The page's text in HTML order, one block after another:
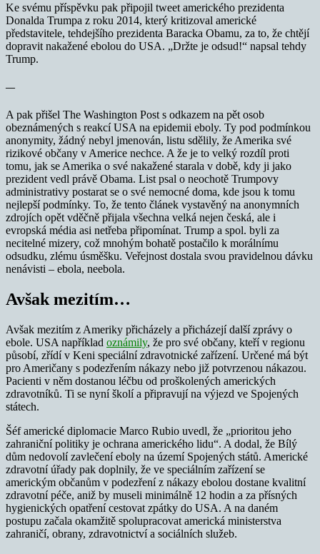
Ke svému příspěvku pak připojil tweet amerického prezidenta
Donalda Trumpa z roku 2014, který kritizoval americké
představitele, tehdejšího prezidenta Baracka Obamu, za to, že chtějí
dopravit nakažené ebolou do USA. „Držte je odsud!“ napsal tehdy
Trump.
—
A pak přišel The Washington Post s odkazem na pět osob
obeznámených s reakcí USA na epidemii eboly. Ty pod podmínkou
anonymity, žádný nebyl jmenován, listu sdělily, že Amerika své
rizikové občany v Americe nechce. A že je to velký rozdíl proti
tomu, jak se Amerika o své nakažené starala v době, kdy ji jako
prezident vedl právě Obama. List psal o neochotě Trumpovy
administrativy postarat se o své nemocné doma, kde jsou k tomu
nejlepší podmínky. To, že tento článek vystavěný na anonymních
zdrojích opět vděčně přijala všechna velká nejen česká, ale i
evropská média asi netřeba připomínat. Trump a spol. byli za
necitelné mizery, což mnohým bohatě postačilo k morálnímu
odsudku, zlému úsměšku. Veřejnost dostala svou pravidelnou dávku
nenávisti – ebola, neebola.
Avšak mezitím…
Avšak mezitím z Ameriky přicházely a přicházejí další zprávy o
ebole. USA například oznámily, že pro své občany, kteří v regionu
působí, zřídí v Keni speciální zdravotnické zařízení. Určené má být
pro Američany s podezřením nákazy nebo již potvrzenou nákazou.
Pacienti v něm dostanou léčbu od proškolených amerických
zdravotníků. Ti se nyní školí a připravují na výjezd ve Spojených
státech.
Šéf americké diplomacie Marco Rubio uvedl, že „prioritou jeho
zahraniční politiky je ochrana amerického lidu“. A dodal, že Bílý
dům nedovolí zavlečení eboly na území Spojených států. Americké
zdravotní úřady pak doplnily, že ve speciálním zařízení se
americkým občanům v podezření z nákazy ebolou dostane kvalitní
zdravotní péče, aniž by museli minimálně 12 hodin a za přísných
hygienických opatření cestovat zpátky do USA. A na daném
postupu začala okamžitě spolupracovat americká ministerstva
zahraničí, obrany, zdravotnictví a sociálních služeb.